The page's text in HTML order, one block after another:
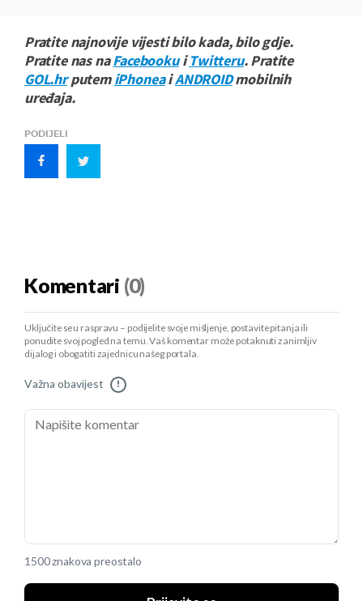
Pratite najnovije vijesti bilo kada, bilo gdje.
Pratite nas naFacebookuiTwitteru. Pratite
GOL.hrputemiPhoneaiANDROIDmobilnih
uređaja.
PODIJELI
Komentari (0)
Uključite se u raspravu – podijelite svoje mišljenje, postavite pitanja ili
ponudite svoj pogled na temu. Vaš komentar može potaknuti zanimljiv
dijalog i obogatiti zajednicu našeg portala.
Važna obavijest !
1500 znakova preostalo